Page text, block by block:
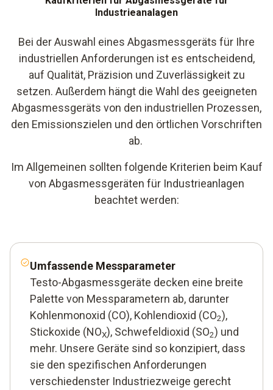
Industrieanalagen
Bei der Auswahl eines Abgasmessgeräts für Ihre
industriellen Anforderungen ist es entscheidend,
auf Qualität, Präzision und Zuverlässigkeit zu
setzen. Außerdem hängt die Wahl des geeigneten
Abgasmessgeräts von den industriellen Prozessen,
den Emissionszielen und den örtlichen Vorschriften
ab.
Im Allgemeinen sollten folgende Kriterien beim Kauf
von Abgasmessgeräten für Industrieanlagen
beachtet werden:
Umfassende Messparameter
Testo-Abgasmessgeräte decken eine breite
Palette von Messparametern ab, darunter
Kohlenmonoxid (CO), Kohlendioxid (CO2),
Stickoxide (NOX), Schwefeldioxid (SO2) und
mehr. Unsere Geräte sind so konzipiert, dass
sie den spezifischen Anforderungen
verschiedenster Industriezweige gerecht